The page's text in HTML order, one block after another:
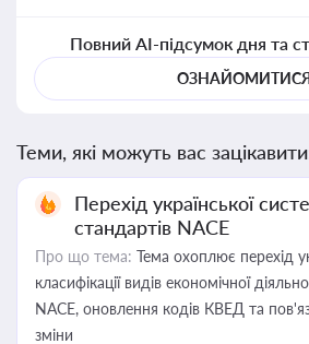
Повний AI-підсумок дня та
Теми, які можуть вас
Перехід української
стандартів NACE
Про що тема: Тема охоплює перехід
класифікації видів економічної
NACE, оновлення кодів КВЕД та
зміни